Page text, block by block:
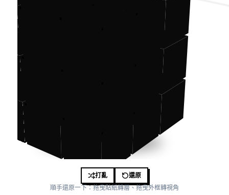
打亂
還原
順手還原一下：拖曳貼紙轉層、拖曳外框轉視角